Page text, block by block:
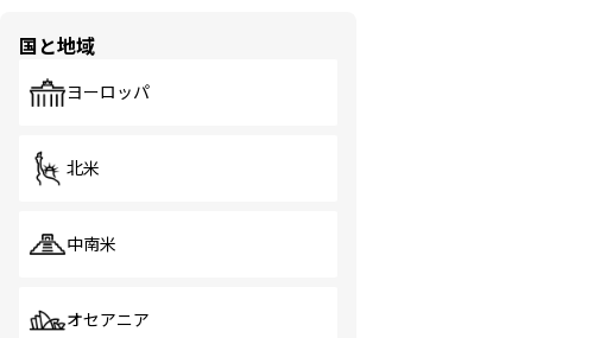
国と地域
ヨーロッパ
北米
中南米
オセアニア